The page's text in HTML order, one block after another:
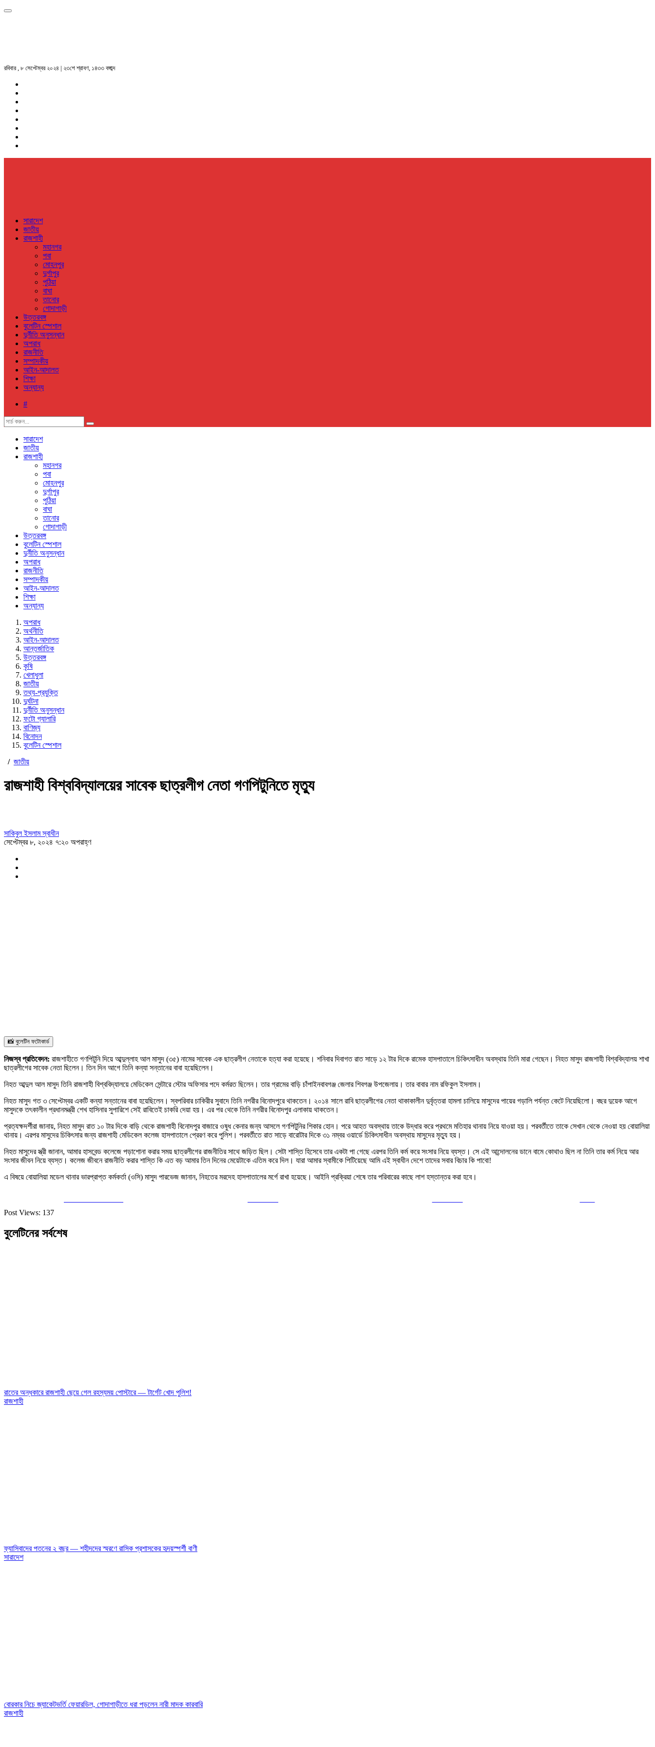
রবিবার , ৮ সেপ্টেম্বর ২০২৪ | ২৩শে শ্রাবণ, ১৪৩৩ বঙ্গাব্দ
সারাদেশ
জাতীয়
রাজশাহী
মহানগর
পবা
মোহনপুর
দুর্গাপুর
পুঠিয়া
বাঘা
তানোর
গোদাগাড়ী
উত্তরবঙ্গ
বুলেটিন স্পেশাল
দুর্নীতি অনুসন্ধান
অপরাধ
রাজনীতি
সম্পাদকীয়
আইন-আদালত
শিক্ষা
অন্যান্য
#
সারাদেশ
জাতীয়
রাজশাহী
মহানগর
পবা
মোহনপুর
দুর্গাপুর
পুঠিয়া
বাঘা
তানোর
গোদাগাড়ী
উত্তরবঙ্গ
বুলেটিন স্পেশাল
দুর্নীতি অনুসন্ধান
অপরাধ
রাজনীতি
সম্পাদকীয়
আইন-আদালত
শিক্ষা
অন্যান্য
অপরাধ
অর্থনীতি
আইন-আদালত
আন্তর্জাতিক
উত্তরবঙ্গ
কৃষি
খেলাধুলা
জাতীয়
তথ্য-প্রযুক্তি
দুর্ঘটনা
দুর্নীতি অনুসন্ধান
ফটো গ্যালারি
বাণিজ্য
বিনোদন
বুলেটিন স্পেশাল
/ জাতীয়
রাজশাহী বিশ্ববিদ্যালয়ের সাবেক ছাত্রলীগ নেতা গণপিটুনিতে মৃত্যু
সাকিবুল ইসলাম স্বাধীন
সেপ্টেম্বর ৮, ২০২৪ ৭:২০ অপরাহ্ণ
📸 বুলেটিন ফটোকার্ড
নিজস্ব প্রতিবেদন: রাজশাহীতে গণপিটুনি দিয়ে আব্দুল্লাহ আল মাসুদ (৩৫) নামের সাবেক এক ছাত্রলীগ নেতাকে হত্যা করা হয়েছে। শনিবার দিবাগত রাত সাড়ে ১২ টার দিকে রামেক হাসপাতালে চিকিৎসাধীন অবস্থায় তিনি মারা গেছেন। নিহত মাসুদ রাজশাহী বিশ্ববিদ্যালয় শাখা
ছাত্রলীগের সাবেক নেতা ছিলেন। তিন দিন আগে তিনি কন্যা সন্তানের বাবা হয়েছিলেন।
নিহত আব্দুল আল মাসুদ তিনি রাজশাহী বিশ্ববিদ্যালয়ে মেডিকেল সেন্টারে স্টোর অফিসার পদে কর্মরত ছিলেন। তার গ্রামের বাড়ি চাঁপাইনবাবগঞ্জ জেলার শিবগঞ্জ উপজেলায়। তার বাবার নাম রফিকুল ইসলাম।
নিহত মাসুদ গত ৩ সেপ্টেম্বর একটি কন্যা সন্তানের বাবা হয়েছিলেন। স্বপরিবার চাকিরীর সুবাদে তিনি নগরীর বিনোদপুরে থাকতেন। ২০১৪ সালে রাবি ছাত্রলীগের নেতা থাকাকালীন দুর্বৃত্তরা হামলা চালিয়ে মাসুদের পায়ের গড়ালি পর্যন্ত কেটে নিয়েছিলো। বছর দুয়েক আগে
মাসুদকে তৎকালীন প্রধানমন্ত্রী শেখ হাসিনার সুপারিশে সেই রাবিতেই চাকরি দেয়া হয়। এর পর থেকে তিনি নগরীর বিনোদপুর এলাকায় থাকতেন।
প্রত্যক্ষদর্শীরা জানায়, নিহত মাসুদ রাত ১০ টার দিকে বাড়ি থেকে রাজশাহী বিনোদপুর বাজারে ওষুধ কেনার জন্য আসলে গণপিটুনির শিকার হোন। পরে আহত অবস্থায় তাকে উদ্ধার করে প্রথমে মতিহার থানায় নিয়ে যাওয়া হয়। পরবর্তীতে তাকে সেখান থেকে নেওয়া হয় বোয়ালিয়া
থানায়। এরপর মাসুদের চিকিৎসার জন্য রাজশাহী মেডিকেল কলেজ হাসপাতালে প্রেরণ করে পুলিশ। পরবর্তীতে রাত সাড়ে বারোটার দিকে ৩১ নম্বর ওয়ার্ডে চিকিৎসাধীন অবস্থায় মাসুদের মৃত্যু হয়।
নিহত মাসুদের স্ত্রী জানান, আমার হাসবেন্ড কলেজে পড়াশোনা করার সময় ছাত্রলীগের রাজনীতির সাথে জড়িত ছিল। সেটা শাস্তি হিসেবে তার একটা পা গেছে এরপর তিনি কর্ম করে সংসার নিয়ে ব্যস্ত। সে এই আন্দোলনের ডানে বামে কোথাও ছিল না তিনি তার কর্ম নিয়ে আর
সংসার জীবন নিয়ে ব্যস্ত। কলেজ জীবনে রাজনীতি করার শাস্তি কি এত বড় আমার তিন দিনের মেয়েটাকে এতিম করে দিল। যারা আমার স্বামীকে পিটিয়েছে আমি এই স্বাধীন দেশে তাদের সবার বিচার কি পাবো!
এ বিষয়ে বোয়ালিয়া মডেল থানার ভারপ্রাপ্ত কর্মকর্তা (ওসি) মাসুদ পারভেজ জানান, নিহতের মরদেহ হাসপাতালের মর্গে রাখা হয়েছে। আইনি প্রক্রিয়া শেষে তার পরিবারের কাছে লাশ হস্তান্তর করা হবে।
Post Views: 137
বুলেটিনের সর্বশেষ
রাতের অন্ধকারে রাজশাহী ছেয়ে গেল রহস্যময় পোস্টারে — টার্গেট খোদ পুলিশ!
রাজশাহী
ফ্যাসিবাদের পতনের ২ বছর — শহীদদের স্মরণে রাসিক প্রশাসকের হৃদয়স্পর্শী বাণী
সারাদেশ
বোরকার নিচে জ্যাকেটভর্তি ফেয়ারডিল, গোদাগাড়ীতে ধরা পড়লেন নারী মাদক কারবারি
রাজশাহী